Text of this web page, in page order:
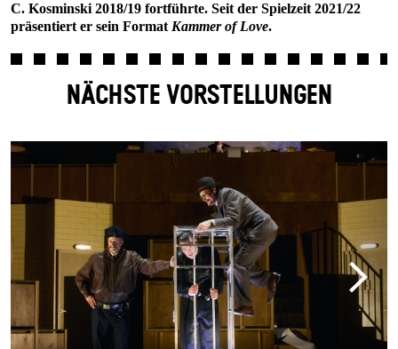
C. Kosminski 2018/19 fortführte. Seit der Spielzeit 2021/22
präsentiert er sein Format Kammer of Love.
NÄCHSTE VORSTELLUNGEN